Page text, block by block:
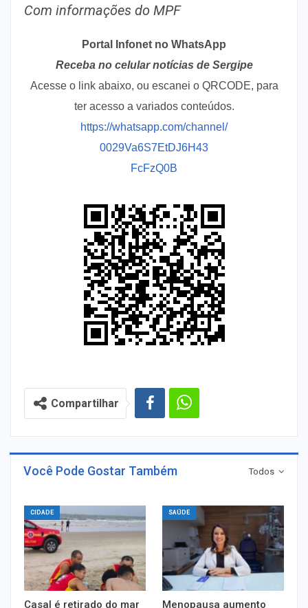
Com informações do MPF
Portal Infonet no WhatsApp
Receba no celular notícias de Sergipe
Acesse o link abaixo, ou escanei o QRCODE, para
ter acesso a variados conteúdos.
https://whatsapp.com/channel/
0029Va6S7EtDJ6H43
FcFzQ0B
Compartilhar
Todos
Você Pode Gostar Também
CIDADE
Casal é retirado do mar
SAÚDE
Menopausa aumento